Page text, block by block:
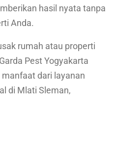
hasil nyata tanpa
Anda.
rumah atau properti
Pest Yogyakarta
dari layanan
di Mlati Sleman,